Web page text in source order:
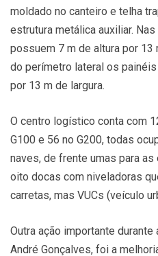
moldado no canteiro e telha
estrutura metálica auxiliar.
possuem 7 m de altura por 13
do perímetro lateral os
por 13 m de largura.
O centro logístico conta com
G100 e 56 no G200, todas
naves, de frente umas para as
oito docas com niveladoras
carretas, mas VUCs (veículo
Outra ação importante
André Gonçalves, foi a